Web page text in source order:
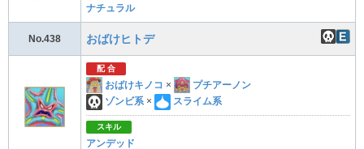
ナチュラル
No.438 おばけヒトデ
配 合
おばけキノコ ×
プチアーノン
ゾンビ系 × スライム系
スキル
アンデッド